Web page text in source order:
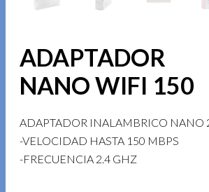
ADAPTADOR
NANO WIFI 150
ADAPTADOR INALAMBRICO NANO
-VELOCIDAD HASTA 150 MBPS
-FRECUENCIA 2.4 GHZ